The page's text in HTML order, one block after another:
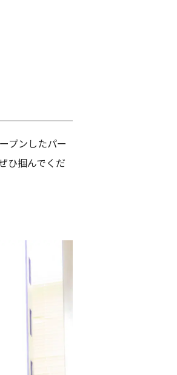
プンしたパー
ひ掴んでくだ